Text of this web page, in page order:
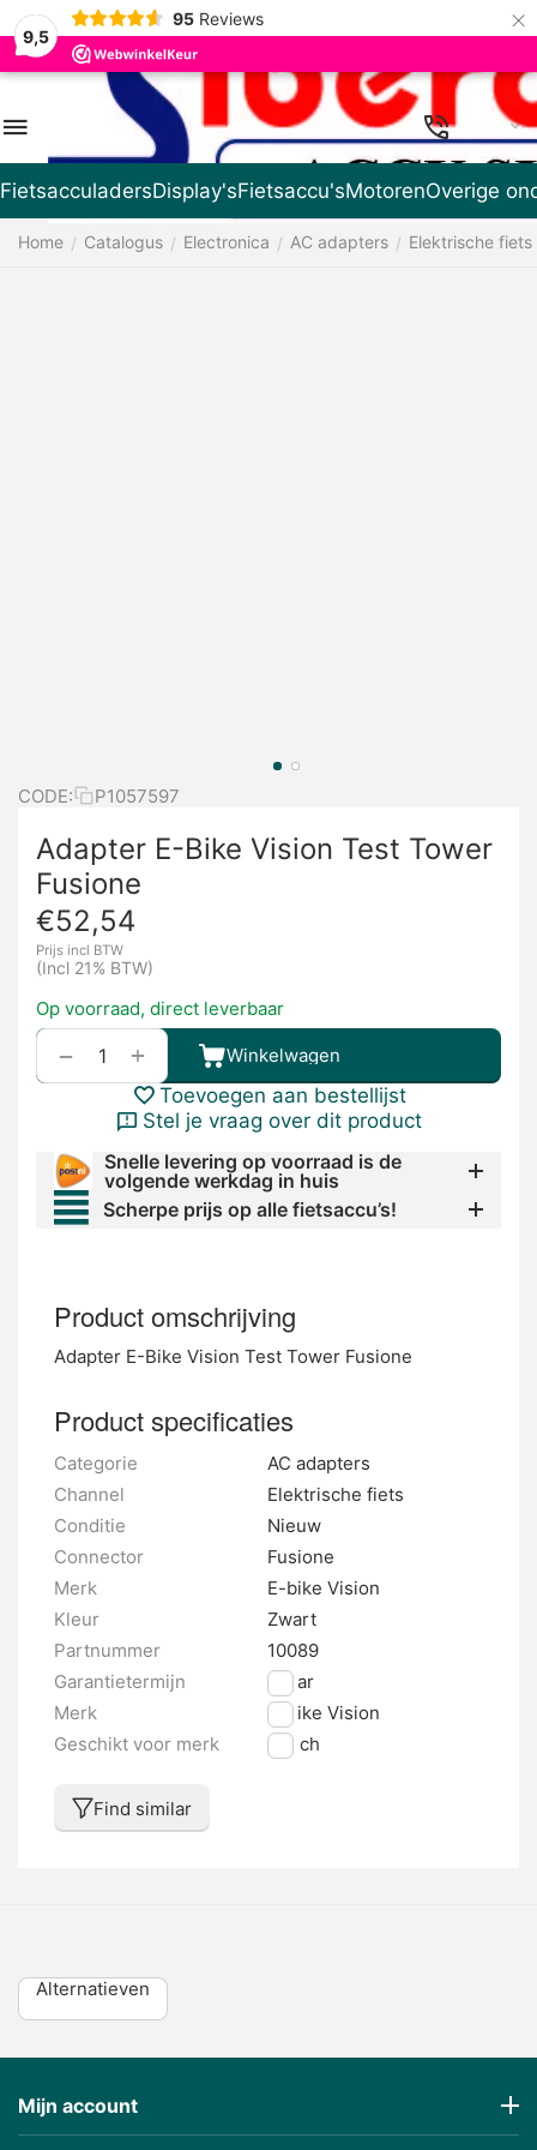
9,5
95 Reviews ×
NL
FietsacculadersDisplay'sFietsaccu'sMotorenOverige
Home / Catalogus / Electronica / AC adapters / Elektrische fiets
CODE: P1057597
Adapter E-Bike Vision Test Tower
Fusione
€52,54
Prijs incl BTW
(Incl 21% BTW)
Op voorraad, direct leverbaar
+
− Winkelwagen
Toevoegen aan bestellijst
Stel je vraag over dit product
Snelle levering op voorraad is de
volgende werkdag in huis
Scherpe prijs op alle fietsaccu’s!
Product omschrijving
Adapter E-Bike Vision Test Tower Fusione
Product specificaties
Categorie
AC adapters
Channel
Elektrische fiets
Conditie
Nieuw
Connector
Fusione
Merk
E-bike Vision
Kleur
Zwart
Partnummer
10089
Garantietermijn
2 jaar
Merk
E-bike Vision
Geschikt voor merk
Bosch
Find similar
Alternatieven
Mijn account